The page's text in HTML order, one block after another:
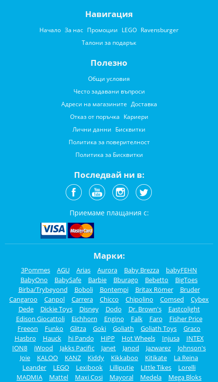
Навигация
Начало За нас Промоции LEGO Ravensburger
Талони за подарък
Полезно
Общи условия
Често задавани въпроси
Адреси на магазините Доставка
Отказ от поръчка Кариери
Лични данни Бисквитки
Политика за поверителност
Политика за Бисквитки
Последвай ни в:
Приемаме плащания с:
Марки:
3Pommes AGU Arias Aurora Baby Brezza
babyFEHN
BabyOno
BabySafe Barbie Bburago Bebetto
BigToes
Birba/Trybeyond
Boboli Bontempi Britax Römer
Bruder
Cangaroo
Canpol Carrera Chicco Chipolino Comsed
Cybex
Dede
Dickie Toys Disney Dodo Dr. Brown's
Eastcolight
Edison Giocattoli
Eichhorn Engino Falk Faro
Fisher Price
Freeon
Funko Glitza Goki Goliath Goliath Toys
Graco
Hasbro
Hauck hi Pando HiPP Hot Wheels Injusa
INTEX
ION8
iWood Jakks Pacific Janet Janod Jazwarez
Johnson's
Joie
KALOO KANZ Kiddy Kikkaboo Kitikate
La Reina
Leander
LEGO Lexibook Lilliputie Little Tikes
Lorelli
MADMIA
Mattel Maxi Cosi Mayoral Medela Mega Bloks